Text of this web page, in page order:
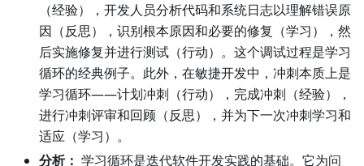
（经验），开发人员分析代码和系统日志以理解错误原
因（反思），识别根本原因和必要的修复（学习），然
后实施修复并进行测试（行动）。这个调试过程是学习
循环的经典例子。此外，在敏捷开发中，冲刺本质上是
学习循环——计划冲刺（行动），完成冲刺（经验），
进行冲刺评审和回顾（反思），并为下一次冲刺学习和
适应（学习）。
分析： 学习循环是迭代软件开发实践的基础。它为问